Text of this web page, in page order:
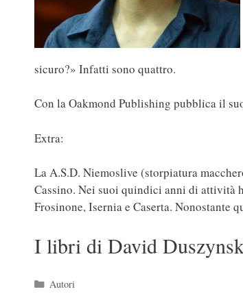
sicuro?» Infatti sono quattro.
Con la Oakmond Publishing pubblica il
Extra:
La A.S.D. Niemoslive (storpiatura
Cassino. Nei suoi quindici anni di attività
Frosinone, Isernia e Caserta. Nonostante
I libri di David
Categorie
Autori